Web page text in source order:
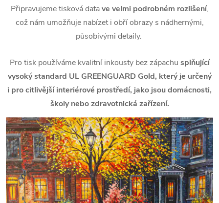
Připravujeme tisková datave velmi podrobném rozlišení,
což nám umožňuje nabízet i obří obrazy s nádhernými,
působivými detaily.
Pro tisk používáme kvalitní inkousty bez zápachu splňující
vysoký standard UL GREENGUARD Gold, který je určený
i pro citlivější interiérové prostředí, jako jsou domácnosti,
školy nebo zdravotnická zařízení.